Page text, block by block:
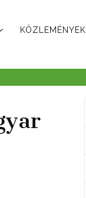
KÖZLEMÉNYEK